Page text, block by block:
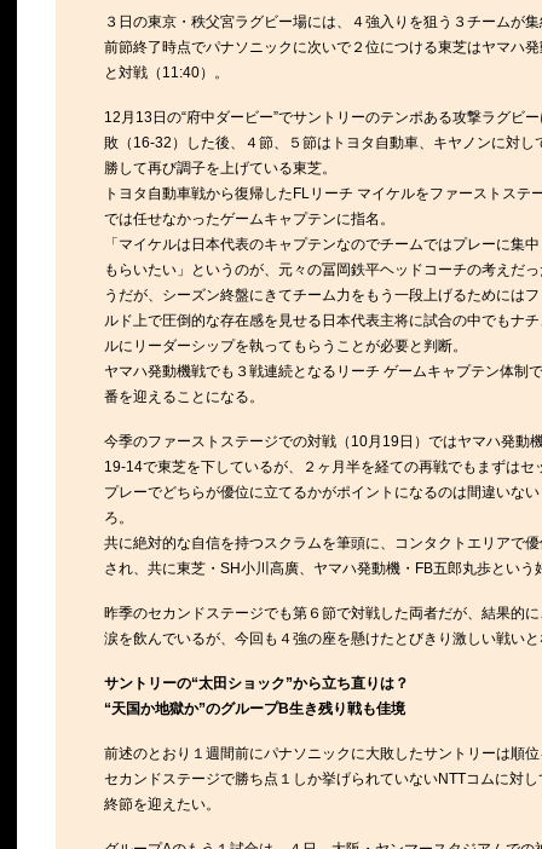
３日の東京・秩父宮ラグビー場には、４強入りを狙う３チームが
前節終了時点でパナソニックに次いで２位につける東芝はヤマハ
と対戦（11:40）。
12月13日の“府中ダービー”でサントリーのテンポある攻撃ラグビ
敗（16-32）した後、４節、５節はトヨタ自動車、キヤノンに対し
勝して再び調子を上げている東芝。
トヨタ自動車戦から復帰したFLリーチ マイケルをファーストステ
では任せなかったゲームキャプテンに指名。
「マイケルは日本代表のキャプテンなのでチームではプレーに集
もらいたい」というのが、元々の冨岡鉄平ヘッドコーチの考えだ
うだが、シーズン終盤にきてチーム力をもう一段上げるためには
ルド上で圧倒的な存在感を見せる日本代表主将に試合の中でもナ
ルにリーダーシップを執ってもらうことが必要と判断。
ヤマハ発動機戦でも３戦連続となるリーチ ゲームキャプテン体制
番を迎えることになる。
今季のファーストステージでの対戦（10月19日）ではヤマハ発動
19-14で東芝を下しているが、２ヶ月半を経ての再戦でもまずはセ
プレーでどちらが優位に立てるかがポイントになるのは間違いな
ろ。
共に絶対的な自信を持つスクラムを筆頭に、コンタクトエリアで
され、共に東芝・SH小川高廣、ヤマハ発動機・FB五郎丸歩とい
昨季のセカンドステージでも第６節で対戦した両者だが、結果的
涙を飲んでいるが、今回も４強の座を懸けたとびきり激しい戦い
サントリーの“太田ショック”から立ち直りは？
“天国か地獄か”のグループB生き残り戦も佳境
前述のとおり１週間前にパナソニックに大敗したサントリーは順
セカンドステージで勝ち点１しか挙げられていないNTTコムに対
終節を迎えたい。